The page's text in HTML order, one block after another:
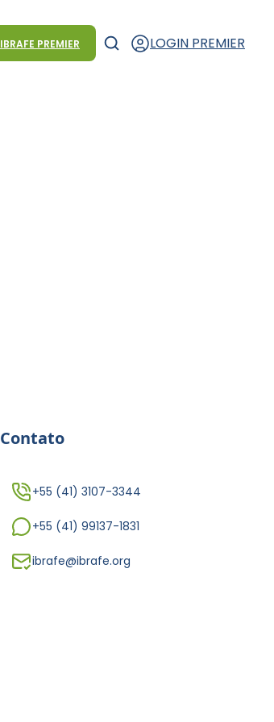
IBRAFE PREMIER LOGIN PREMIER
Contato
+55 (41) 3107-3344
+55 (41) 99137-1831
ibrafe@ibrafe.org